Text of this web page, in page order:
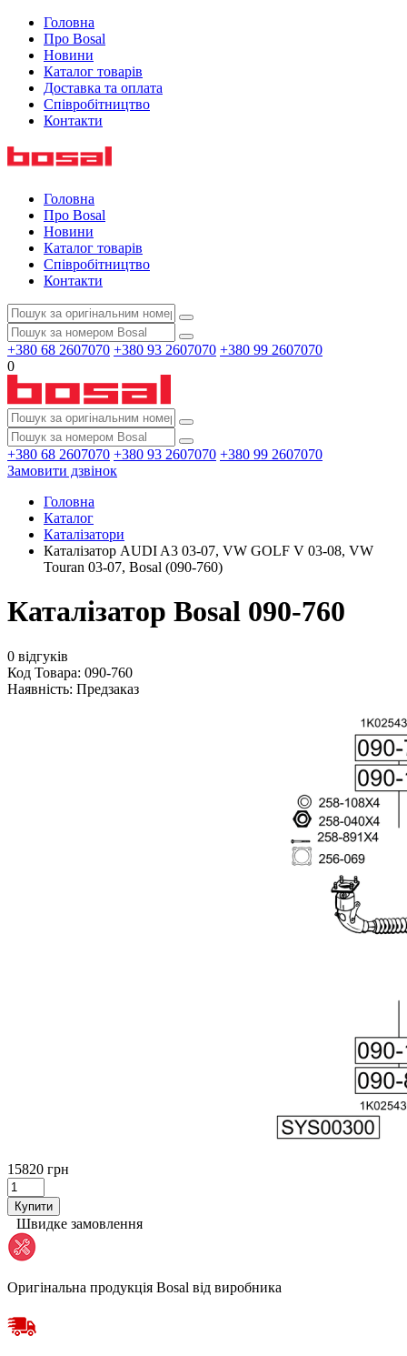
Головна
Про Bosal
Новини
Каталог товарів
Доставка та оплата
Співробітництво
Контакти
Головна
Про Bosal
Новини
Каталог товарів
Співробітництво
Контакти
+380 68 2607070 +380 93 2607070 +380 99 2607070
0
+380 68 2607070 +380 93 2607070 +380 99 2607070
Замовити дзвінок
Головна
Каталог
Каталізатори
Каталізатор AUDI A3 03-07, VW GOLF V 03-08, VW
Touran 03-07, Bosal (090-760)
Каталізатор Bosal 090-760
0 відгуків
Код Товара: 090-760
Наявність: Предзаказ
15820 грн
Купити
Швидке замовлення
Оригінальна продукція Bosal від виробника